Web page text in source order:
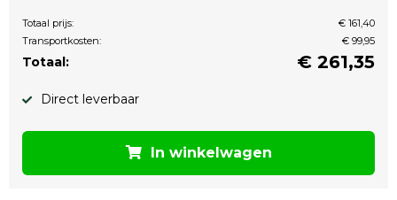
Totaal prijs:
€ 161,40
Transportkosten:
€ 99,95
Totaal: € 261,35
Direct leverbaar
In winkelwagen